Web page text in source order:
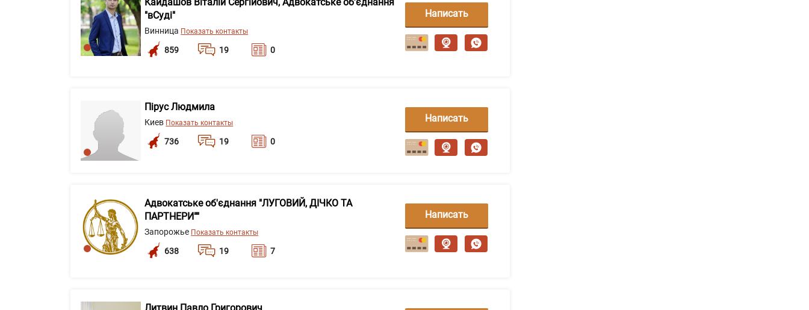
"вСуді"
Винница Показать контакты
859 19 0
Написать
сообщение
Пірус Людмила
Киев Показать контакты
736 19 0
Написать
сообщение
Адвокатське об'єднання "ЛУГОВИЙ, ДІЧКО ТА
ПАРТНЕРИ""
Запорожье Показать контакты
638 19 7
Написать
сообщение